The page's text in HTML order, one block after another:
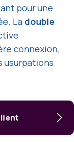
pour une
La double
connexion,